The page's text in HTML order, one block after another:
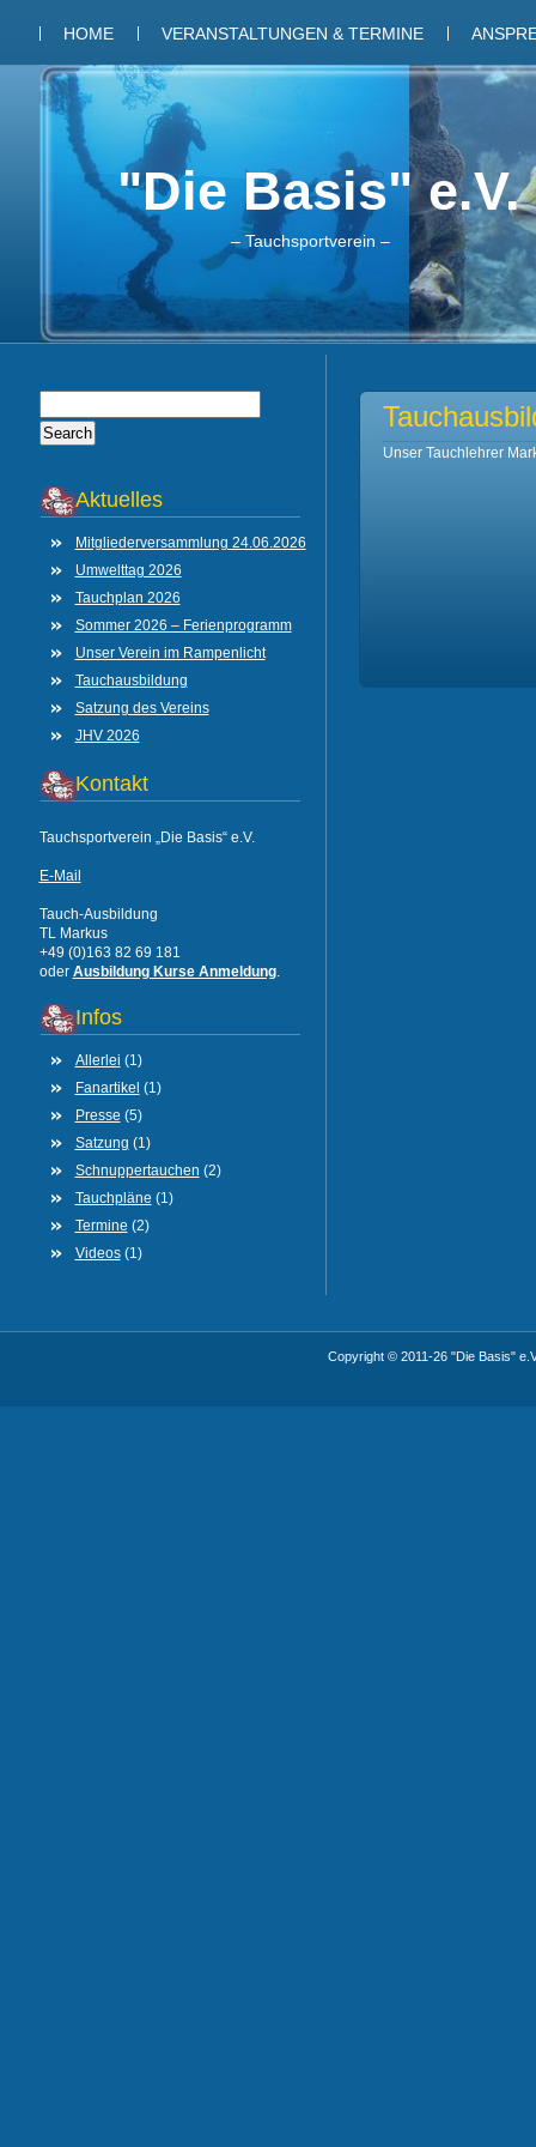
HOME VERANSTALTUNGEN & TERMINE
"Die Basis" e.V.
– Tauchsportverein –
Aktuelles
Mitgliederversammlung 24.06.2026
Umwelttag 2026
Tauchplan 2026
Sommer 2026 – Ferienprogramm
Unser Verein im Rampenlicht
Tauchausbildung
Satzung des Vereins
JHV 2026
Kontakt
Tauchsportverein „Die Basis“ e.V.
E-Mail
Tauch-Ausbildung
TL Markus
+49 (0)163 82 69 181
oder Ausbildung Kurse Anmeldung.
Infos
Allerlei (1)
Fanartikel (1)
Presse (5)
Satzung (1)
Schnuppertauchen (2)
Tauchpläne (1)
Termine (2)
Videos(1)
Unser Tauchlehrer
Copyright © 2011-26 "Die Basis"